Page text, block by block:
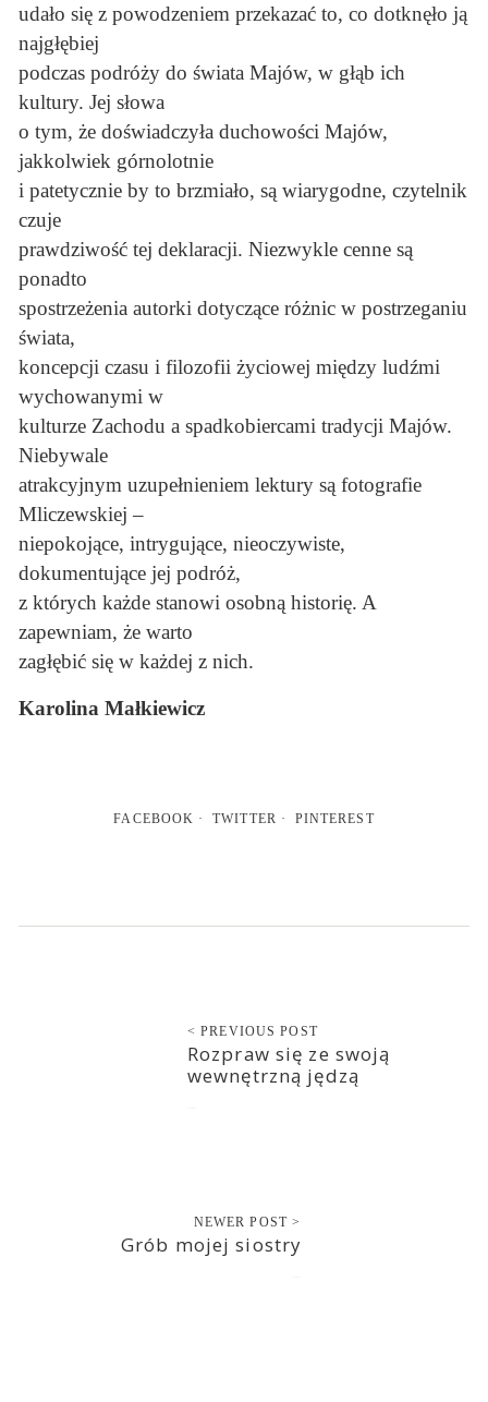
udało się z powodzeniem przekazać to, co dotknęło ją
najgłębiej
podczas podróży do świata Majów, w głąb ich
kultury. Jej słowa
o tym, że doświadczyła duchowości Majów,
jakkolwiek górnolotnie
i patetycznie by to brzmiało, są wiarygodne, czytelnik
czuje
prawdziwość tej deklaracji. Niezwykle cenne są
ponadto
spostrzeżenia autorki dotyczące różnic w postrzeganiu
świata,
koncepcji czasu i filozofii życiowej między ludźmi
wychowanymi w
kulturze Zachodu a spadkobiercami tradycji Majów.
Niebywale
atrakcyjnym uzupełnieniem lektury są fotografie
Mliczewskiej –
niepokojące, intrygujące, nieoczywiste,
dokumentujące jej podróż,
z których każde stanowi osobną historię. A
zapewniam, że warto
zagłębić się w każdej z nich.
Karolina Małkiewicz
FACEBOOK TWITTER PINTEREST
< PREVIOUS POST
Rozpraw się ze swoją
wewnętrzną jędzą
NEWER POST >
Grób mojej siostry